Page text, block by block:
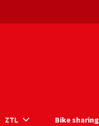
ZTL Bike sharing